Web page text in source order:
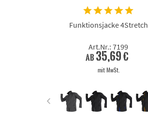
Funktionsjacke 4Stretch
Art.Nr.: 7199
ab 35,69 €
mit MwSt.